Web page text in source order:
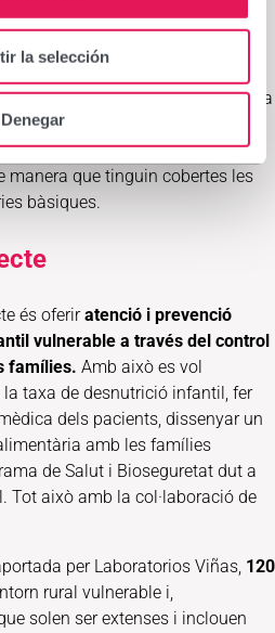
la selección
Denegar
i 15 persones cada dia,
presta atenció pediàtrica i sanitària
Infantil, ubicat al costat
La Travesía per seguir atenent
manera que tinguin cobertes les
bàsiques.
és oferiratenció i prevenció
vulnerable a través del control
famílies. Amb això es vol
taxa de desnutrició infantil, fer
dels pacients, dissenyar un
amb les famílies
de Salut i Bioseguretat dut a
Tot això amb la col·laboració de
per Laboratorios Viñas, 120
rural vulnerable i,
solen ser extenses i inclouen